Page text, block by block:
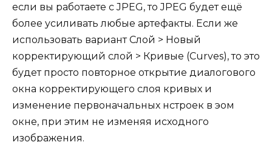
если вы работаете с JPEG, то JPEG будет ещё
более усиливать любые артефакты. Если же
использовать вариант Слой > Новый
корректирующий слой > Кривые (Curves), то это
будет просто повторное открытие диалогового
окна корректирующего слоя кривых и
изменение первоначальных нстроек в эом
окне, при этим не изменяя исходного
изображения.